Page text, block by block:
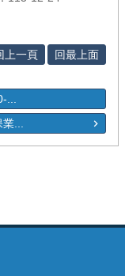
上一頁 回最上面
...
業...